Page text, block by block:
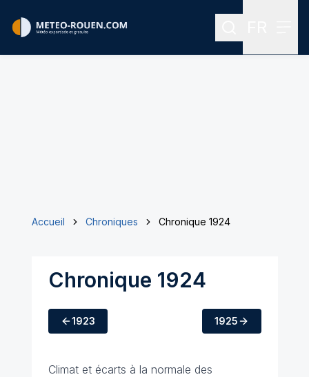
Rechercher
Accueil Chroniques Chronique 1924
Chronique 1924
1923 1925
Climat et écarts à la normale des